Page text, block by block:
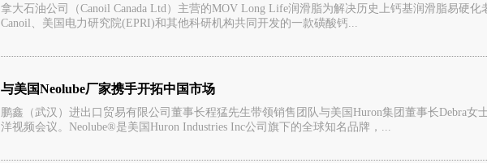
拿大石油公司（Canoil Canada Ltd）主营的MOV Long Life润滑脂为解决历史上钙基润滑脂易硬化
Canoil、美国电力研究院(EPRI)和其他科研机构共同开发的一款磺酸钙...
与美国Neolube厂家携手开拓中国市场
鹏鑫（武汉）进出口贸易有限公司董事长程猛先生带领销售团队与美国Huron集团董事长Debra女
洋视频会议。Neolube®是美国Huron Industries Inc公司旗下的全球知名品牌，...